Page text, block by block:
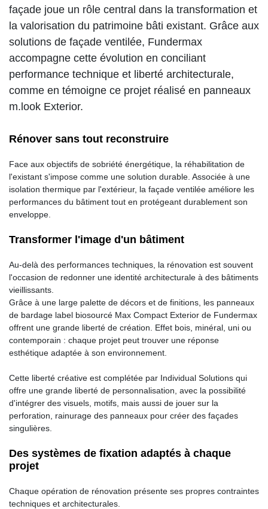
façade joue un rôle central dans la transformation et
la valorisation du patrimoine bâti existant. Grâce aux
solutions de façade ventilée, Fundermax
accompagne cette évolution en conciliant
performance technique et liberté architecturale,
comme en témoigne ce projet réalisé en panneaux
m.look Exterior.
Rénover sans tout reconstruire
Face aux objectifs de sobriété énergétique, la réhabilitation de
l'existant s'impose comme une solution durable. Associée à une
isolation thermique par l'extérieur, la façade ventilée améliore les
performances du bâtiment tout en protégeant durablement son
enveloppe.
Transformer l'image d'un bâtiment
Au-delà des performances techniques, la rénovation est souvent
l'occasion de redonner une identité architecturale à des bâtiments
vieillissants.
Grâce à une large palette de décors et de finitions, les panneaux
de bardage label biosourcé Max Compact Exterior de Fundermax
offrent une grande liberté de création. Effet bois, minéral, uni ou
contemporain : chaque projet peut trouver une réponse
esthétique adaptée à son environnement.
Cette liberté créative est complétée par Individual Solutions qui
offre une grande liberté de personnalisation, avec la possibilité
d'intégrer des visuels, motifs, mais aussi de jouer sur la
perforation, rainurage des panneaux pour créer des façades
singulières.
Des systèmes de fixation adaptés à chaque
projet
Chaque opération de rénovation présente ses propres contraintes
techniques et architecturales.